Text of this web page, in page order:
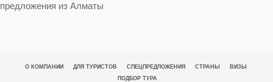
предложения из Алматы
О КОМПАНИИ ДЛЯ ТУРИСТОВ СПЕЦПРЕДЛОЖЕНИЯ СТРАНЫ
ВИЗЫ
ПОДБОР ТУРА